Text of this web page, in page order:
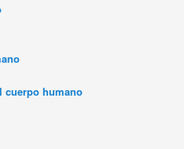
cuerpo humano